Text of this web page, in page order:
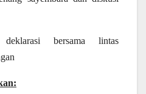
deklarasi bersama lintas